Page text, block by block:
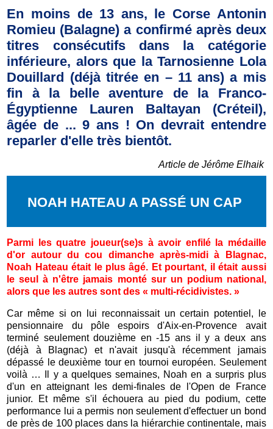
En moins de 13 ans, le Corse Antonin
Romieu (Balagne) a confirmé après deux
titres consécutifs dans la catégorie
inférieure, alors que la Tarnosienne Lola
Douillard (déjà titrée en – 11 ans) a mis
fin à la belle aventure de la Franco-
Égyptienne Lauren Baltayan (Créteil),
âgée de ... 9 ans ! On devrait entendre
reparler d'elle très bientôt.
Article de Jérôme Elhaik
NOAH HATEAU A PASSÉ UN CAP
Parmi les quatre joueur(se)s à avoir enfilé la médaille
d'or autour du cou dimanche après-midi à Blagnac,
Noah Hateau était le plus âgé. Et pourtant, il était aussi
le seul à n'être jamais monté sur un podium national,
alors que les autres sont des « multi-récidivistes. »
Car même si on lui reconnaissait un certain potentiel, le
pensionnaire du pôle espoirs d'Aix-en-Provence avait
terminé seulement douzième en -15 ans il y a deux ans
(déjà à Blagnac) et n'avait jusqu'à récemment jamais
dépassé le deuxième tour en tournoi européen. Seulement
voilà … Il y a quelques semaines, Noah en a surpris plus
d'un en atteignant les demi-finales de l'Open de France
junior. Et même s'il échouera au pied du podium, cette
performance lui a permis non seulement d'effectuer un bond
de près de 100 places dans la hiérarchie continentale, mais